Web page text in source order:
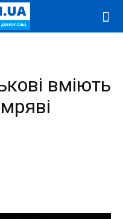
вміють